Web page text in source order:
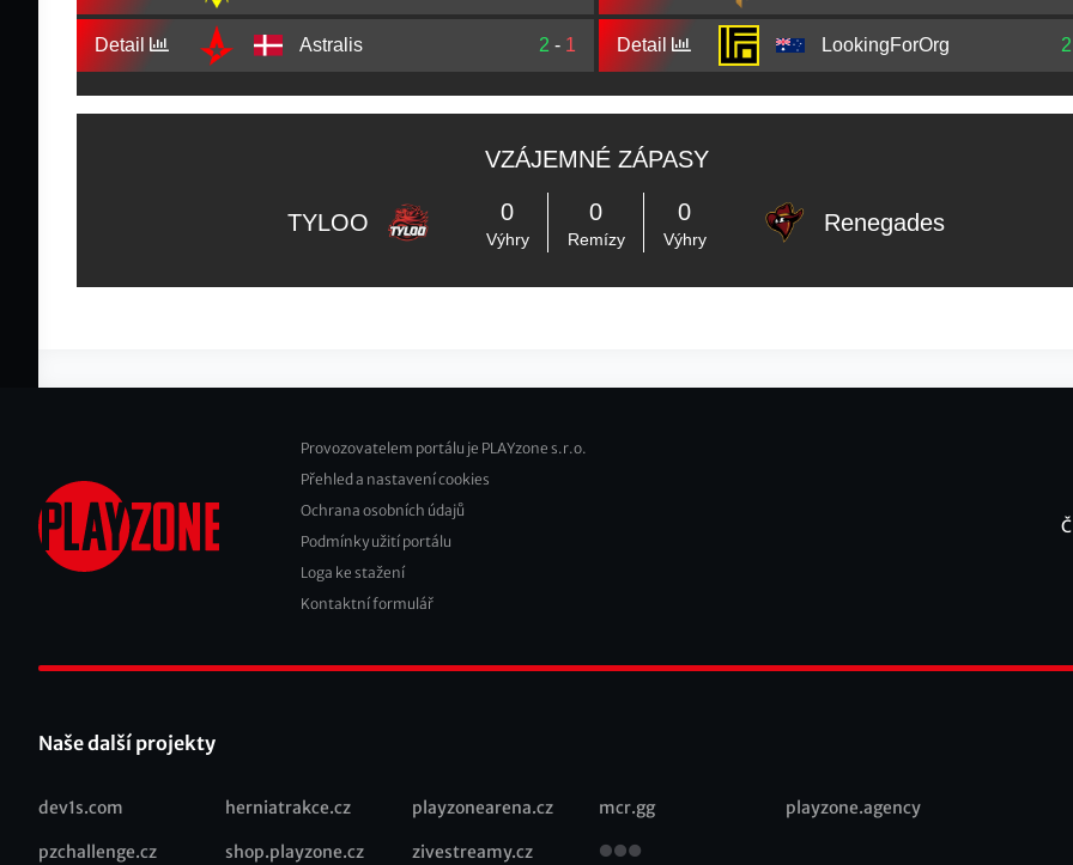
Detail Astralis 2 - 1 Detail LookingForOrg 2
VZÁJEMNÉ ZÁPASY
TYLOO 0
Výhry
0
Remízy
0
Výhry
Renegades
Footer
2
Provozovatelem portálu je PLAYzone s.r.o.
Přehled a nastavení cookies
Ochrana osobních údajů
Podmínky užití portálu
Loga ke stažení
Kontaktní formulář
Naše další projekty
Recommended
dev1s.com herniatrakce.cz playzonearena.cz mcr.gg playzone.agency
pzchallenge.cz shop.playzone.cz zivestreamy.cz